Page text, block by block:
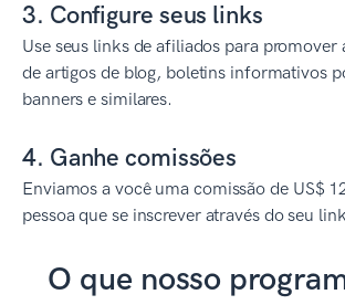
3. Configure seus links
Use seus links de afiliados para promover
de artigos de blog, boletins informativos
banners e similares.
4. Ganhe comissões
Enviamos a você uma comissão de US$
pessoa que se inscrever através do seu
O que nosso